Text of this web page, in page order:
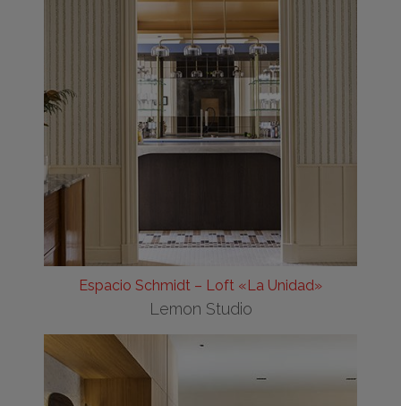
Espacio Schmidt – Loft «La Unidad»
Lemon Studio